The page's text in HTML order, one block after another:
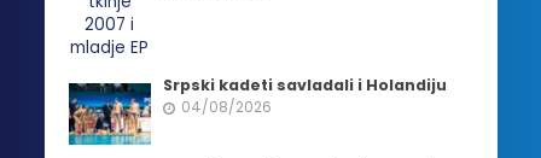
Srpski kadeti savladali i Holandiju
04/08/2026